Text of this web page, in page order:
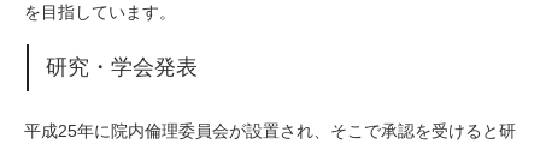
を目指しています。
研究・学会発表
平成25年に院内倫理委員会が設置され、そこで承認を受けると研